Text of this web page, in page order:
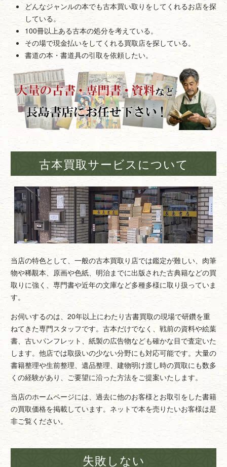
どんなジャンルの本でも古本買い取りをしてくれるお店を探
している。
100冊以上ある古本の処分を考えている。
その場で現金払いをしてくれる買取店を探している。
書道の本・書道具の引取を依頼したい。
古本買取サービスについて
当店の特色として、一般の古本買取り店では鑑定が難しい、肉筆
物や稀覯本、原画や色紙、明治までに出版された古典籍などの買
取りに強く、専門書や近年の文庫など多種多様に取り扱っていま
す。
お伺いするのは、20年以上にわたり古書買取の現場で研鑽を重
ねてきた専門スタッフです。古本だけでなく、戦前の資料や絵葉
書、古いパンフレット、紙製の広告物なども確かな目で査定いた
します。他店では取扱いの少ない分野にも対応可能です。大量の
書籍整理や生前整理、遺品整理、建物明け渡し時の買取にも数多
くの経験があり、ご要望に沿った方法をご提案いたします。
当店のホームページには、過去に他のお客様とお取引をした書籍
の買取価格を掲載しています。ネットで本を売りたいお客様は是
非ご覧ください。
失敗しない